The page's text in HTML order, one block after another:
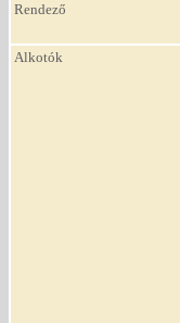
Rendező
Alkotók